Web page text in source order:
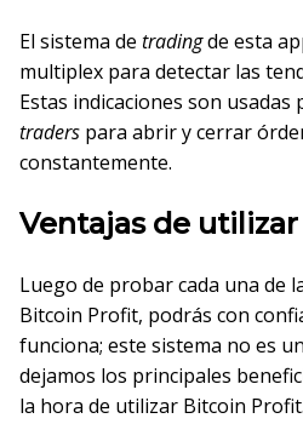
El sistema de tradingde esta
multiplex para detectar las
Estas indicaciones son
traders para abrir y cerrar
constantemente.
Ventajas de
Luego de probar cada una de
Bitcoin Profit, podrás con
funciona; este sistema no es
dejamos los principales
la hora de utilizar Bitcoin Profit.